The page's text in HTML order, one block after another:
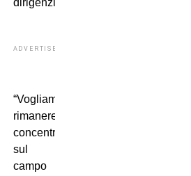
dirigenziale”.
ADVERTISEMENT
“Vogliamo
rimanere
concentrati
sul
campo